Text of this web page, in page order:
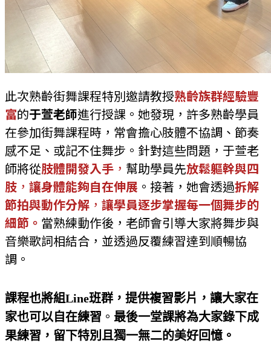
此次熟齡街舞課程特別邀請教授熟齡族群經驗豐
富的于萱老師進行授課。她發現，許多熟齡學員
在參加街舞課程時，常會擔心肢體不協調、節奏
感不足、或記不住舞步。針對這些問題，于萱老
師將從肢體開發入手 ， 幫助學員先放鬆軀幹與四
肢 ， 讓身體能夠自在伸展 。接著，她會透過拆解
節拍與動作分解 ， 讓學員逐步掌握每一個舞步的
細節。 當熟練動作後，老師會引導大家將舞步與
音樂歌詞相結合，並透過反覆練習達到順暢協
調。
課程也將組Line班群，提供複習影片，讓大家在
家也可以自在練習 。 最後一堂課將為大家錄下成
果練習，留下特別且獨一無二的美好回憶。